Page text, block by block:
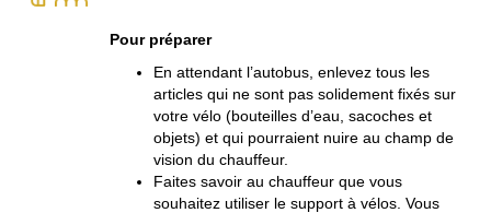
Pour préparer
En attendant l’autobus, enlevez tous les
articles qui ne sont pas solidement fixés sur
votre vélo (bouteilles d’eau, sacoches et
objets) et qui pourraient nuire au champ de
vision du chauffeur.
Faites savoir au chauffeur que vous
souhaitez utiliser le support à vélos. Vous